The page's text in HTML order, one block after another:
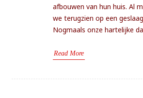
afbouwen van hun huis. Al
we terugzien op een
Nogmaals onze hartelijke
Read More